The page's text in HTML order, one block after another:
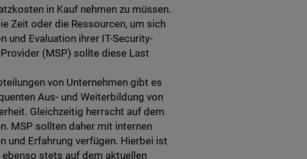
in Kauf nehmen zu müssen.
Zeit oder die Ressourcen, um sich
und Evaluation ihrer IT-Security-
(MSP) sollte diese Last
von Unternehmen gibt es
Aus- und Weiterbildung von
Gleichzeitig herrscht auf dem
MSP sollten daher mit internen
und Erfahrung verfügen. Hierbei ist
stets auf dem aktuellen